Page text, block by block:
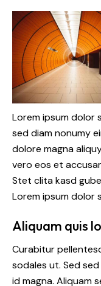
Lorem ipsum dolor
sed diam nonumy
dolore magna
vero eos et
Stet clita kasd
Lorem ipsum dolor
Aliquam quis
Curabitur
sodales ut. Sed
id magna. Aliquam